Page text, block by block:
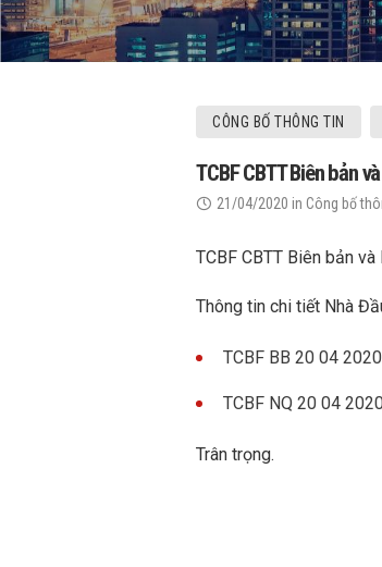
CÔNG BỐ THÔNG TIN
TCBF CBTT Biên bản
21/04/2020 in Công bố
TCBF CBTT Biên bản
Thông tin chi tiết Nhà
TCBF BB 20 04 2020
TCBF NQ 20 04
Trân trọng.